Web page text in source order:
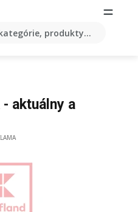
produkty...
aktuálny a